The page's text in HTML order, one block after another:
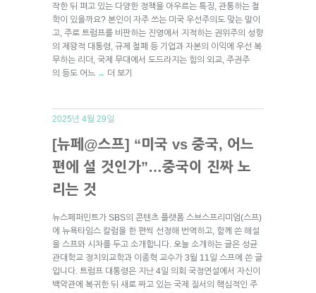
작한 뒤 펴고 있는 다양한 정책을 아우르는 특징, 관통하는 철
학이 있을까요? 본인이 자주 쓰는 미국 우선주의도 맞는 말이
고, 주로 트럼프를 비판하는 진영에서 지적하는 권위주의 성향
의 제왕적 대통령, 규제 철폐 등 기업과 자본의 이익에 우선 복
무하는 리더, 국제 무대에서 도드라지는 힘의 외교, 주권주
의 등도 어느 → 더 보기
2025년 4월 29일
[뉴페@스프] “미국 vs 중국, 어느
편에 설 것인가”…중국이 진짜 노
리는 것
뉴스페퍼민트가 SBS의 콘텐츠 플랫폼 스브스프리미엄(스프)
에 뉴욕타임스 칼럼을 한 편씩 선정해 번역하고, 함께 쓴 해설
을 스프와 시차를 두고 소개합니다. 오늘 소개하는 글은 성균
관대학교 정치외교학과 이종혁 교수가 3월 11일 스프에 쓴 글
입니다. 트럼프 대통령은 지난 4일 의회 국정연설에서 자신이
백악관에 복귀한 뒤 새로 짜고 있는 국제 질서의 핵심적인 주